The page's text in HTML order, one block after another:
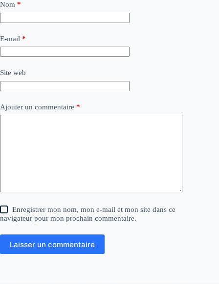
Nom *
E-mail *
Site web
Ajouter un commentaire *
Enregistrer mon nom, mon e-mail et mon site dans ce
navigateur pour mon prochain commentaire.
Laisser un commentaire